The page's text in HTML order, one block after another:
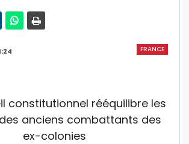
FRANCE